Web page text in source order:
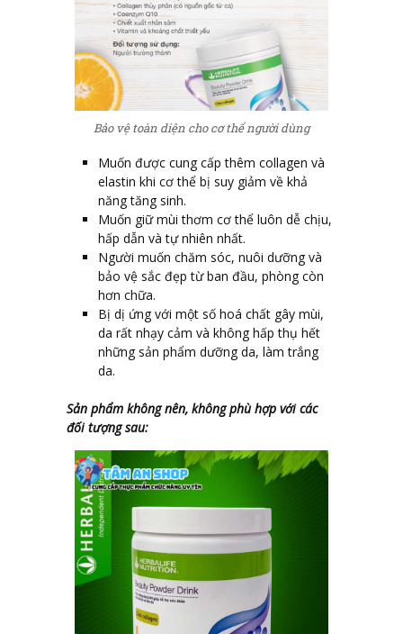
Bảo vệ toàn diện cho cơ thể người dùng
Muốn được cung cấp thêm collagen và
elastin khi cơ thể bị suy giảm về khả
năng tăng sinh.
Muốn giữ mùi thơm cơ thể luôn dễ chịu,
hấp dẫn và tự nhiên nhất.
Người muốn chăm sóc, nuôi dưỡng và
bảo vệ sắc đẹp từ ban đầu, phòng còn
hơn chữa.
Bị dị ứng với một số hoá chất gây mùi,
da rất nhạy cảm và không hấp thụ hết
những sản phẩm dưỡng da, làm trắng
da.
Sản phẩm không nên, không phù hợp với các
đối tượng sau: